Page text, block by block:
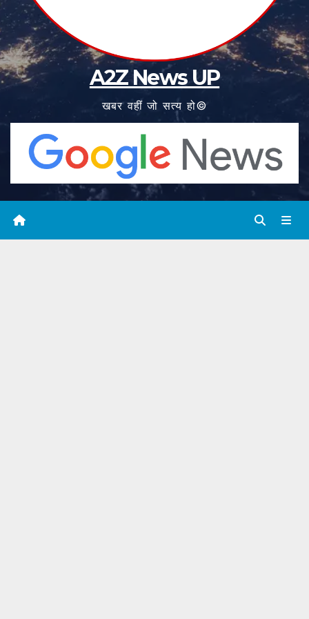
A2Z News UP
खबर वहीं जो सत्य हो©